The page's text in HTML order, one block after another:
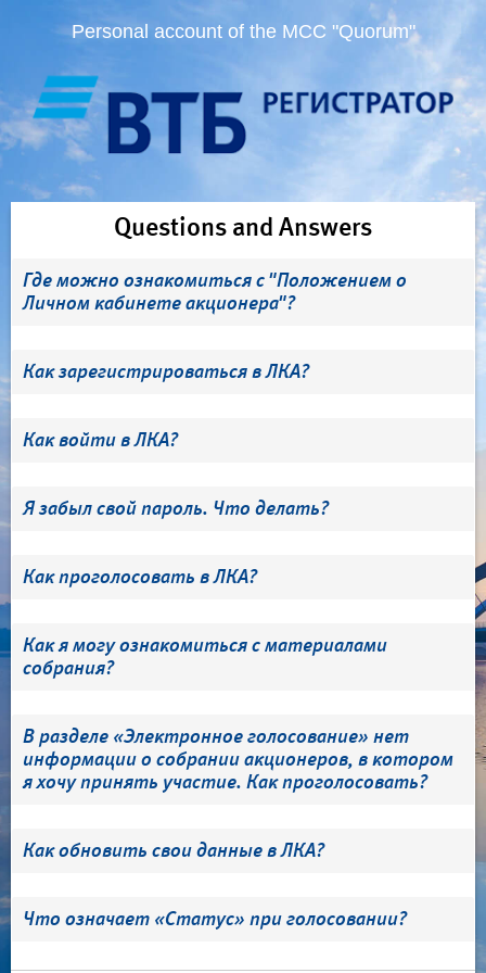
Personal account of the MCC "Quorum"
Questions and Answers
Где можно ознакомиться с "Положением о
Личном кабинете акционера"?
Как зарегистрироваться в ЛКА?
Как войти в ЛКА?
Я забыл свой пароль. Что делать?
Как проголосовать в ЛКА?
Как я могу ознакомиться с материалами
собрания?
В разделе «Электронное голосование» нет
информации о собрании акционеров, в котором
я хочу принять участие. Как проголосовать?
Как обновить свои данные в ЛКА?
Что означает «Статус» при голосовании?